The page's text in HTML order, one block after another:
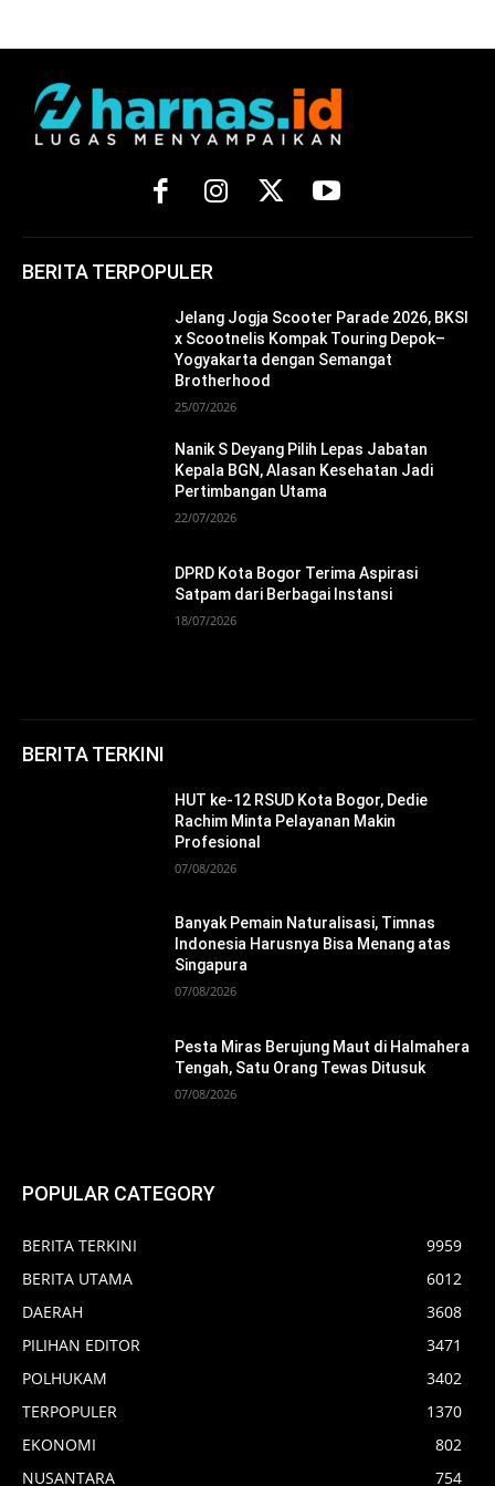
BERITA TERPOPULER
Jelang Jogja Scooter Parade 2026, BKSI
x Scootnelis Kompak Touring Depok–
Yogyakarta dengan Semangat
Brotherhood
25/07/2026
Nanik S Deyang Pilih Lepas Jabatan
Kepala BGN, Alasan Kesehatan Jadi
Pertimbangan Utama
22/07/2026
DPRD Kota Bogor Terima Aspirasi
Satpam dari Berbagai Instansi
18/07/2026
BERITA TERKINI
HUT ke-12 RSUD Kota Bogor, Dedie
Rachim Minta Pelayanan Makin
Profesional
07/08/2026
Banyak Pemain Naturalisasi, Timnas
Indonesia Harusnya Bisa Menang atas
Singapura
07/08/2026
Pesta Miras Berujung Maut di Halmahera
Tengah, Satu Orang Tewas Ditusuk
07/08/2026
POPULAR CATEGORY
BERITA TERKINI
9959
BERITA UTAMA
6012
DAERAH
3608
PILIHAN EDITOR
3471
POLHUKAM
3402
TERPOPULER
1370
EKONOMI
802
NUSANTARA
754